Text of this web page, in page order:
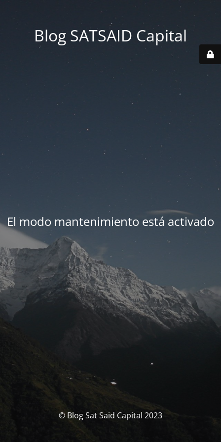
Blog SATSAID Capital
El modo mantenimiento está activado
© Blog Sat Said Capital 2023